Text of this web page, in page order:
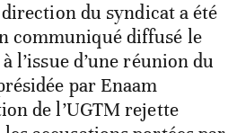
du syndicat a été
communiqué diffusé le
l’issue d’une réunion du
par Enaam
de l’UGTM rejette